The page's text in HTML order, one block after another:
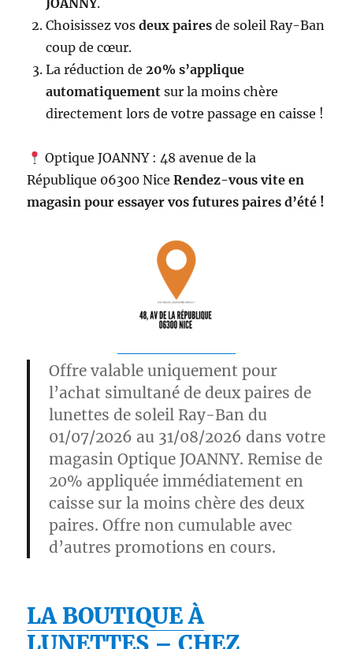
Choisissez vosdeux paires de soleil Ray-Ban
coup de cœur.
La réduction de 20% s’applique
automatiquement sur la moins chère
directement lors de votre passage en caisse !
Optique JOANNY : 48 avenue de la
République 06300 NiceRendez-vous vite en
magasin pour essayer vos futures paires d’été !
Offre valable uniquement pour
l’achat simultané de deux paires de
lunettes de soleil Ray-Ban du
01/07/2026 au 31/08/2026 dans votre
magasin Optique JOANNY. Remise de
20% appliquée immédiatement en
caisse sur la moins chère des deux
paires. Offre non cumulable avec
d’autres promotions en cours.
LA BOUTIQUE À